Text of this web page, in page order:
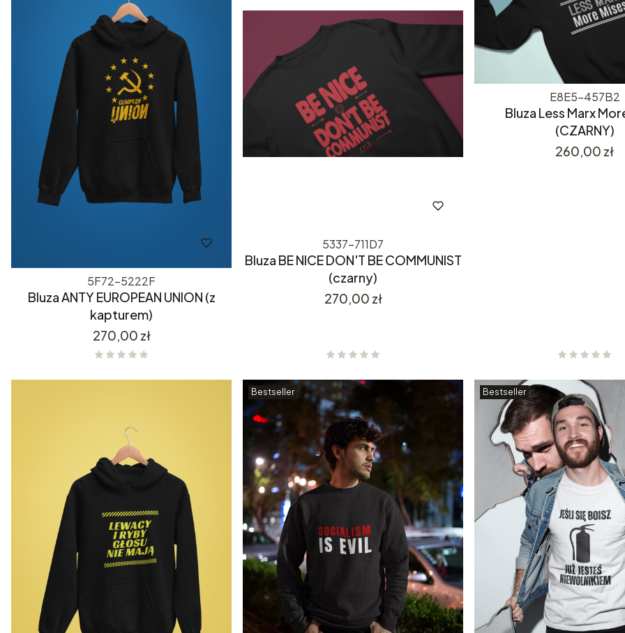
5F72-5222F
Bluza ANTY EUROPEAN UNION (z
kapturem)
Cena
270,00 zł
5337-711D7
Bluza BE NICE DON'T BE COMMUNIST
(czarny)
Cena
270,00 zł
E8E5-457B2
Bluza Less Marx
(CZARNY)
Cena
260,00 zł
Bestseller Bestseller